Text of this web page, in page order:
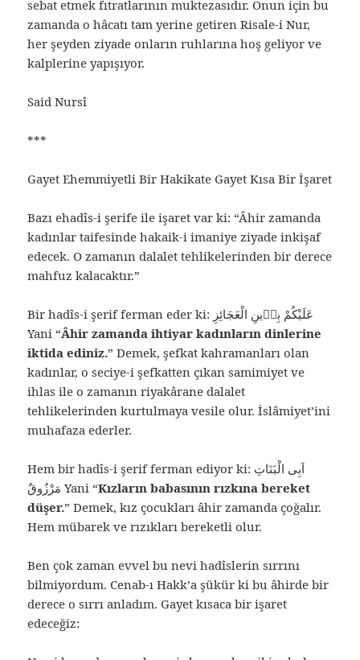
sebat etmek fıtratlarının muktezasıdır. Onun için bu
zamanda o hâcatı tam yerine getiren Risale-i Nur,
her şeyden ziyade onların ruhlarına hoş geliyor ve
kalplerine yapışıyor.
Said Nursî
***
Gayet Ehemmiyetli Bir Hakikate Gayet Kısa Bir İşaret
Bazı ehadîs-i şerife ile işaret var ki: “Âhir zamanda
kadınlar taifesinde hakaik-i imaniye ziyade inkişaf
edecek. O zamanın dalalet tehlikelerinden bir derece
mahfuz kalacaktır.”
Bir hadîs-i şerif ferman eder ki: عَلَيْكُمْ بِدٖينِ الْعَجَائِزِ
Yani “Âhir zamanda ihtiyar kadınların dinlerine
iktida ediniz.” Demek, şefkat kahramanları olan
kadınlar, o seciye-i şefkatten çıkan samimiyet ve
ihlas ile o zamanın riyakârane dalalet
tehlikelerinden kurtulmaya vesile olur. İslâmiyet’ini
muhafaza ederler.
Hem bir hadîs-i şerif ferman ediyor ki: اَبِى الْبَنَاتِ
مَرْزُوقٌ Yani “Kızların babasının rızkına bereket
düşer.” Demek, kız çocukları âhir zamanda çoğalır.
Hem mübarek ve rızıkları bereketli olur.
Ben çok zaman evvel bu nevi hadîslerin sırrını
bilmiyordum. Cenab-ı Hakk’a şükür ki bu âhirde bir
derece o sırrı anladım. Gayet kısaca bir işaret
edeceğiz: